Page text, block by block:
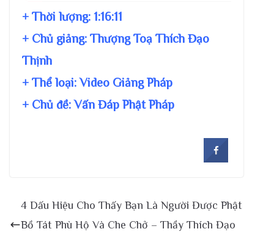
+ Thời lượng: 1:16:11
+ Chủ giảng: Thượng Toạ Thích Đạo
Thịnh
+ Thể loại: Video Giảng Pháp
+ Chủ đề:Vấn Đáp Phật Pháp
4 Dấu Hiệu Cho Thấy Bạn Là Người Được Phật
Bồ Tát Phù Hộ Và Che Chở – Thầy Thích Đạo